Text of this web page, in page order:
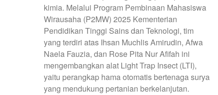
kimia. Melalui Program Pembinaan Mahasiswa
Wirausaha (P2MW) 2025 Kementerian
Pendidikan Tinggi Sains dan Teknologi, tim
yang terdiri atas Ihsan Muchlis Amirudin, Afwa
Naela Fauzia, dan Rose Pita Nur Afifah ini
mengembangkan alat Light Trap Insect (LTI),
yaitu perangkap hama otomatis bertenaga surya
yang mendukung pertanian berkelanjutan.